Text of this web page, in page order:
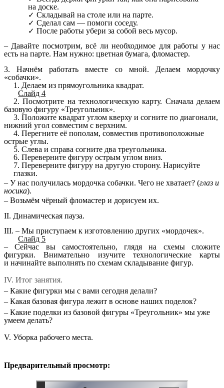
на доске.
Складывай на столе или на парте.
Сделал сам — помоги соседу.
После работы убери за собой весь мусор.
– Давайте посмотрим, всё ли необходимое для работы у нас
есть на парте. Нам нужно: цветная бумага, фломастер.
3. Начнём работать вместе со мной. Делаем мордочку
«собачки».
1. Делаем из прямоугольника квадрат.
Слайд 4
2. Посмотрите на технологическую карту. Сначала делаем
базовую фигуру «Треугольник».
3. Положите квадрат углом кверху и согните по диагонали,
нижний угол совместим с верхним.
4. Перегните её пополам, совместив противоположные
острые углы.
5. Слева и справа согните два треугольника.
6. Переверните фигуру острым углом вниз.
7. Переверните фигуру на другую сторону. Нарисуйте
глазки.
– У нас получилась мордочка собачки. Чего не хватает? (глаз и
носика).
– Возьмём чёрный фломастер и дорисуем их.
II. Динамическая пауза.
III. – Мы приступаем к изготовлению других «мордочек».
Слайд 5
– Сейчас вы самостоятельно, глядя на схемы сложите
фигурки. Внимательно изучите технологические карты
и начинайте выполнять по схемам складывание фигур.
IV. Итог занятия.
– Какие фигурки мы с вами сегодня делали?
– Какая базовая фигура лежит в основе наших поделок?
– Какие поделки из базовой фигуры «Треугольник» мы уже
умеем делать?
V. Уборка рабочего места.
Предварительный просмотр: